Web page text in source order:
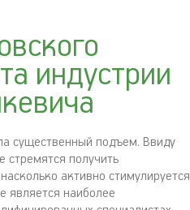
индустрии
существенный подъем. Ввиду
стремятся получить
активно стимулируется
является наиболее